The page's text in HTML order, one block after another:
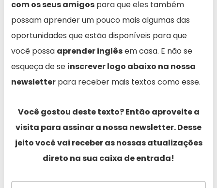
com os seus amigos para que eles também
possam aprender um pouco mais algumas das
oportunidades que estão disponíveis para que
você possa aprender inglêsem casa. E não se
esqueça de se inscrever logo abaixo na nossa
newsletter para receber mais textos como esse.
Você gostou deste texto? Então aproveite a
visita para assinar a nossa newsletter. Desse
jeito você vai receber as nossas atualizações
direto na sua caixa de entrada!